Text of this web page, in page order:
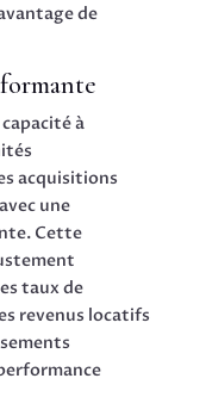
de
à
acquisitions
une
Cette
taux de
revenus locatifs